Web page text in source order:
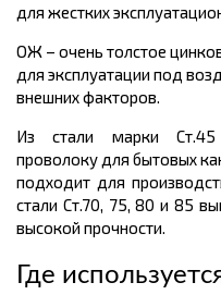
для жестких
ОЖ – очень толстое
для эксплуатации под
внешних факторов.
Из стали марки Ст.45
проволоку для бытовых
подходит для
стали Ст.70, 75, 80 и 85
высокой прочности.
Где